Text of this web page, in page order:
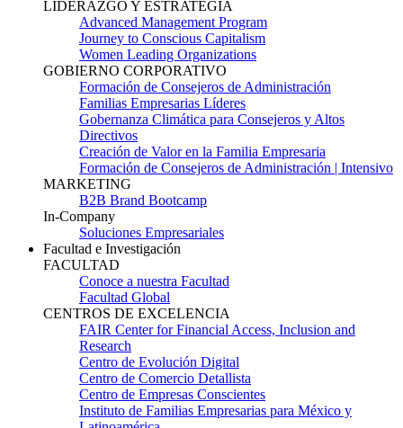
LIDERAZGO Y ESTRATEGIA
Advanced Management Program
Journey to Conscious Capitalism
Women Leading Organizations
GOBIERNO CORPORATIVO
Formación de Consejeros de Administración
Familias Empresarias Líderes
Gobernanza Climática para Consejeros y Altos
Directivos
Creación de Valor en la Familia Empresaria
Formación de Consejeros de Administración | Intensivo
MARKETING
B2B Brand Bootcamp
In-Company
Soluciones Empresariales
Facultad e Investigación
FACULTAD
Conoce a nuestra Facultad
Facultad Global
CENTROS DE EXCELENCIA
FAIR Center for Financial Access, Inclusion and
Research
Centro de Evolución Digital
Centro de Comercio Detallista
Centro de Empresas Conscientes
Instituto de Familias Empresarias para México y